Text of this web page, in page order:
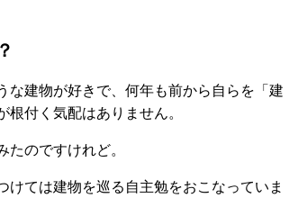
な建物が好きで、何年も前から自らを「建
付く気配はありません。
のですけれど。
ては建物を巡る自主勉をおこなっていま